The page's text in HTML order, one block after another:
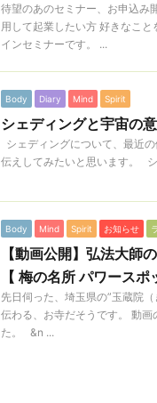
待望のあのセミナー、お申込み
用して起業したい方 好きなこ
インセミナーです。 ...
Body Diary Mind Spirit
シェディングと宇宙の意
シェディングについて、最近
伝えしてみたいと思います。
Body Mind Spirit お知らせ
【動画公開】弘法大師
【 梅の名所 パワースポ
先日伺った、埼玉県の”玉蔵院
伝わる、お寺だそうです。 動
た。 &n ...